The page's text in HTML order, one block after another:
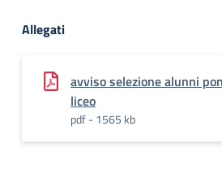
Allegati
avviso selezione alunni
liceo
pdf - 1565 kb